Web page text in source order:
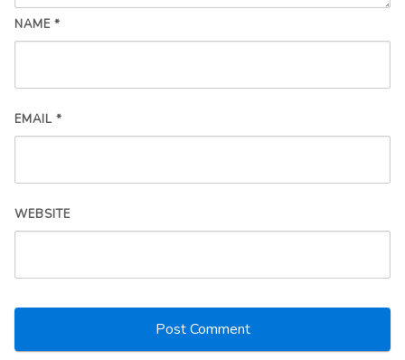
NAME *
EMAIL *
WEBSITE